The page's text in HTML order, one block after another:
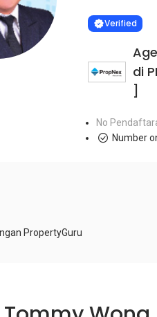
VERIFIED
Verified
di
]
No
Number
PropertyGuru